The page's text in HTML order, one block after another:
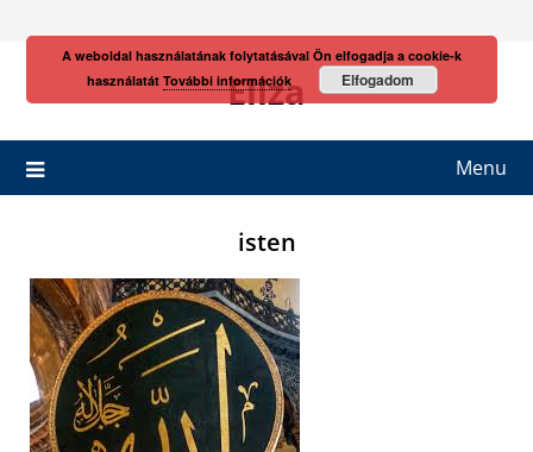
Eliza
Menu
isten
A weboldal használatának folytatásával Ön elfogadja a cookie-k
használatát További információk Elfogadom